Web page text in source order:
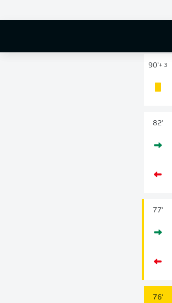
90'+ 3
82'
77'
76'